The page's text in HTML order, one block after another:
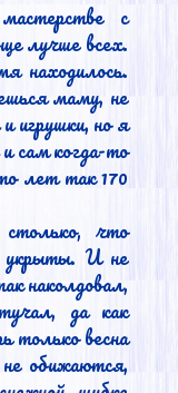
с
лучше всех.
находилось.
маму, не
игрушки, но я
сам когда-то
лет так 170
что
укрыты. И не
наколдовал,
да как
только весна
обижаются,